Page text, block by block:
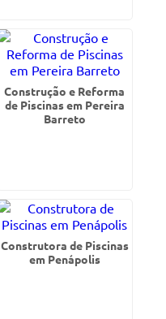
Construção e Reforma
de Piscinas em Pereira
Barreto
Construtora de Piscinas
em Penápolis